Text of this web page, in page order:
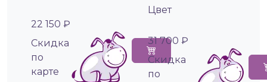
22 150 ₽
Cкидка
по
карте
Цвет
31 700 ₽
Cкидка
по